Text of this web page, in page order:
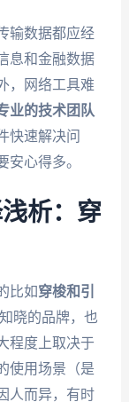
输数据都应经
息和金融数据
，网络工具难
业的技术团队
快速解决问
心得多。
析：穿
比如穿梭和引
晓的品牌，也
程度上取决于
使用场景（是
人而异，有时